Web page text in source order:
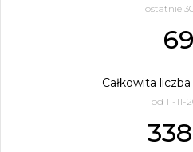
ostatnie
69
Całkowita
od 11-11-